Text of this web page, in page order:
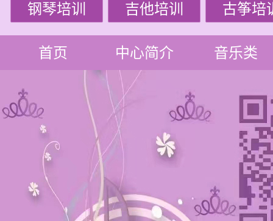
钢琴培训 吉他培训 古筝培
首页 中心简介 音乐类